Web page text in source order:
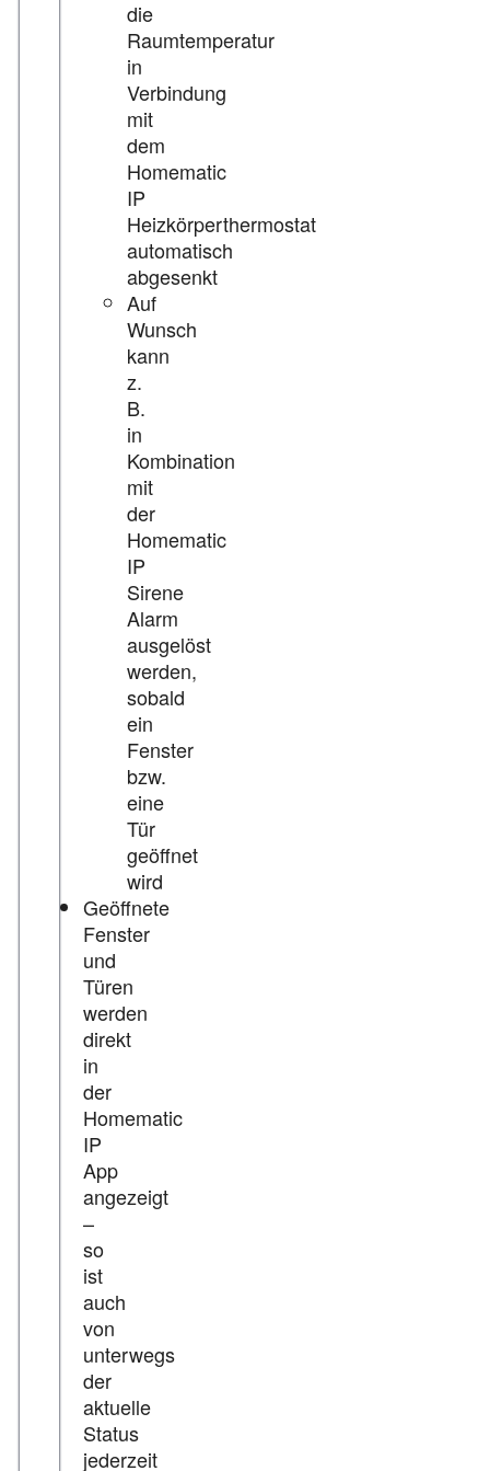
die
Raumtemperatur
in
Verbindung
mit
dem
Homematic
IP
Heizkörperthermostat
automatisch
abgesenkt
Auf
Wunsch
kann
z.
B.
in
Kombination
mit
der
Homematic
IP
Sirene
Alarm
ausgelöst
werden,
sobald
ein
Fenster
bzw.
eine
Tür
geöffnet
wird
Geöffnete
Fenster
und
Türen
werden
direkt
in
der
Homematic
IP
App
angezeigt
–
so
ist
auch
von
unterwegs
der
aktuelle
Status
jederzeit